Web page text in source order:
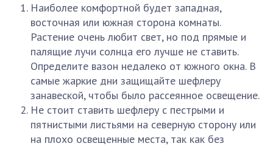
Наиболее комфортной будет западная,
восточная или южная сторона комнаты.
Растение очень любит свет, но под прямые и
палящие лучи солнца его лучше не ставить.
Определите вазон недалеко от южного окна. В
самые жаркие дни защищайте шефлеру
занавеской, чтобы было рассеянное освещение.
Не стоит ставить шефлеру с пестрыми и
пятнистыми листьями на северную сторону или
на плохо освещенные места, так как без